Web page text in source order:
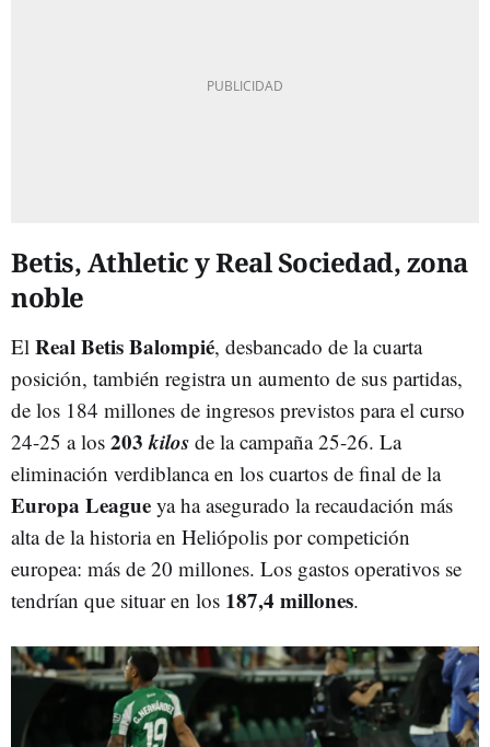
Betis, Athletic y Real Sociedad, zona
noble
El Real Betis Balompié, desbancado de la cuarta
posición, también registra un aumento de sus partidas,
de los 184 millones de ingresos previstos para el curso
24-25 a los 203kilos de la campaña 25-26. La
eliminación verdiblanca en los cuartos de final de la
Europa League ya ha asegurado la recaudación más
alta de la historia en Heliópolis por competición
europea: más de 20 millones. Los gastos operativos se
tendrían que situar en los 187,4 millones.